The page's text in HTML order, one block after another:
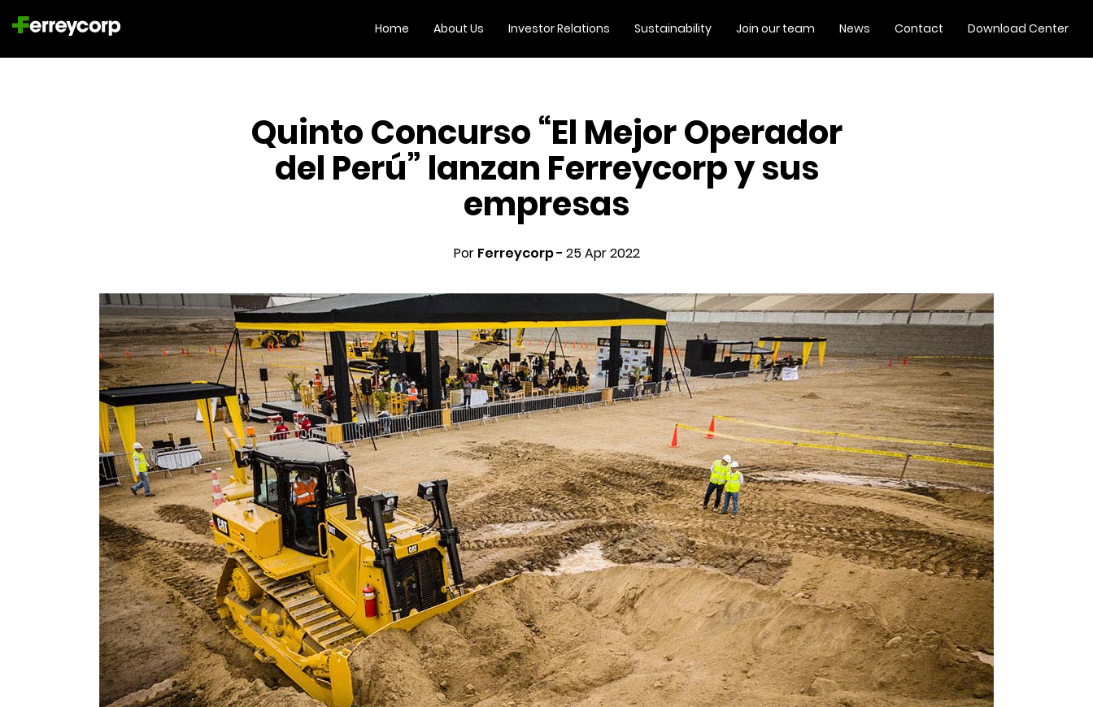
Home About Us Investor Relations Sustainability Join our team News Contact Download Center
Quinto Concurso “El Mejor Operador
del Perú” lanzan Ferreycorp y sus
empresas
Por Ferreycorp - 25 Apr 2022